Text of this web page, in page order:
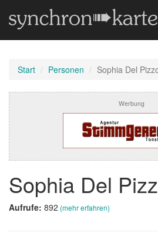
Start Personen Sophia Del
Werbung
Sophia Del
Aufrufe: 892 (mehr erfahren)